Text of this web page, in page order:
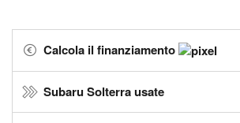
Calcola il finanziamento
Subaru Solterra usate